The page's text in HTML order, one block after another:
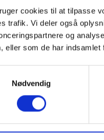
cookies til at tilpasse
trafik. Vi deler også
og
eller som de har indsamlet
Nødvendig
i
er taget